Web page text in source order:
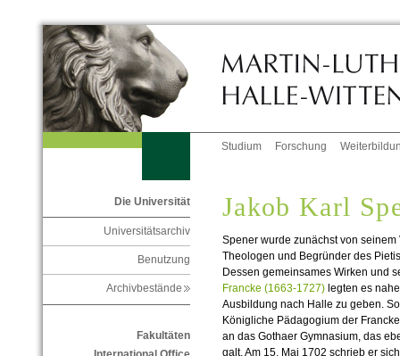
Studium Forschung
Die Universität
Universitätsarchiv
Benutzung
Archivbestände
Fakultäten
Jakob Karl
Spener wurde zunächst von
Theologen und Begründer des
Dessen gemeinsames Wirken und
Francke (1663-1727)legten es
Ausbildung nach Halle zu geben.
Königliche Pädagogium der
an das Gothaer Gymnasium, das
galt. Am 15. Mai 1702 schrieb er